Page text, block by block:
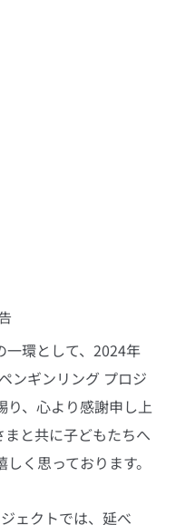
一環として、2024年
ンギンリング プロジ
り、心より感謝申し上
と共に子どもたちへ
く思っております。
ェクトでは、延べ